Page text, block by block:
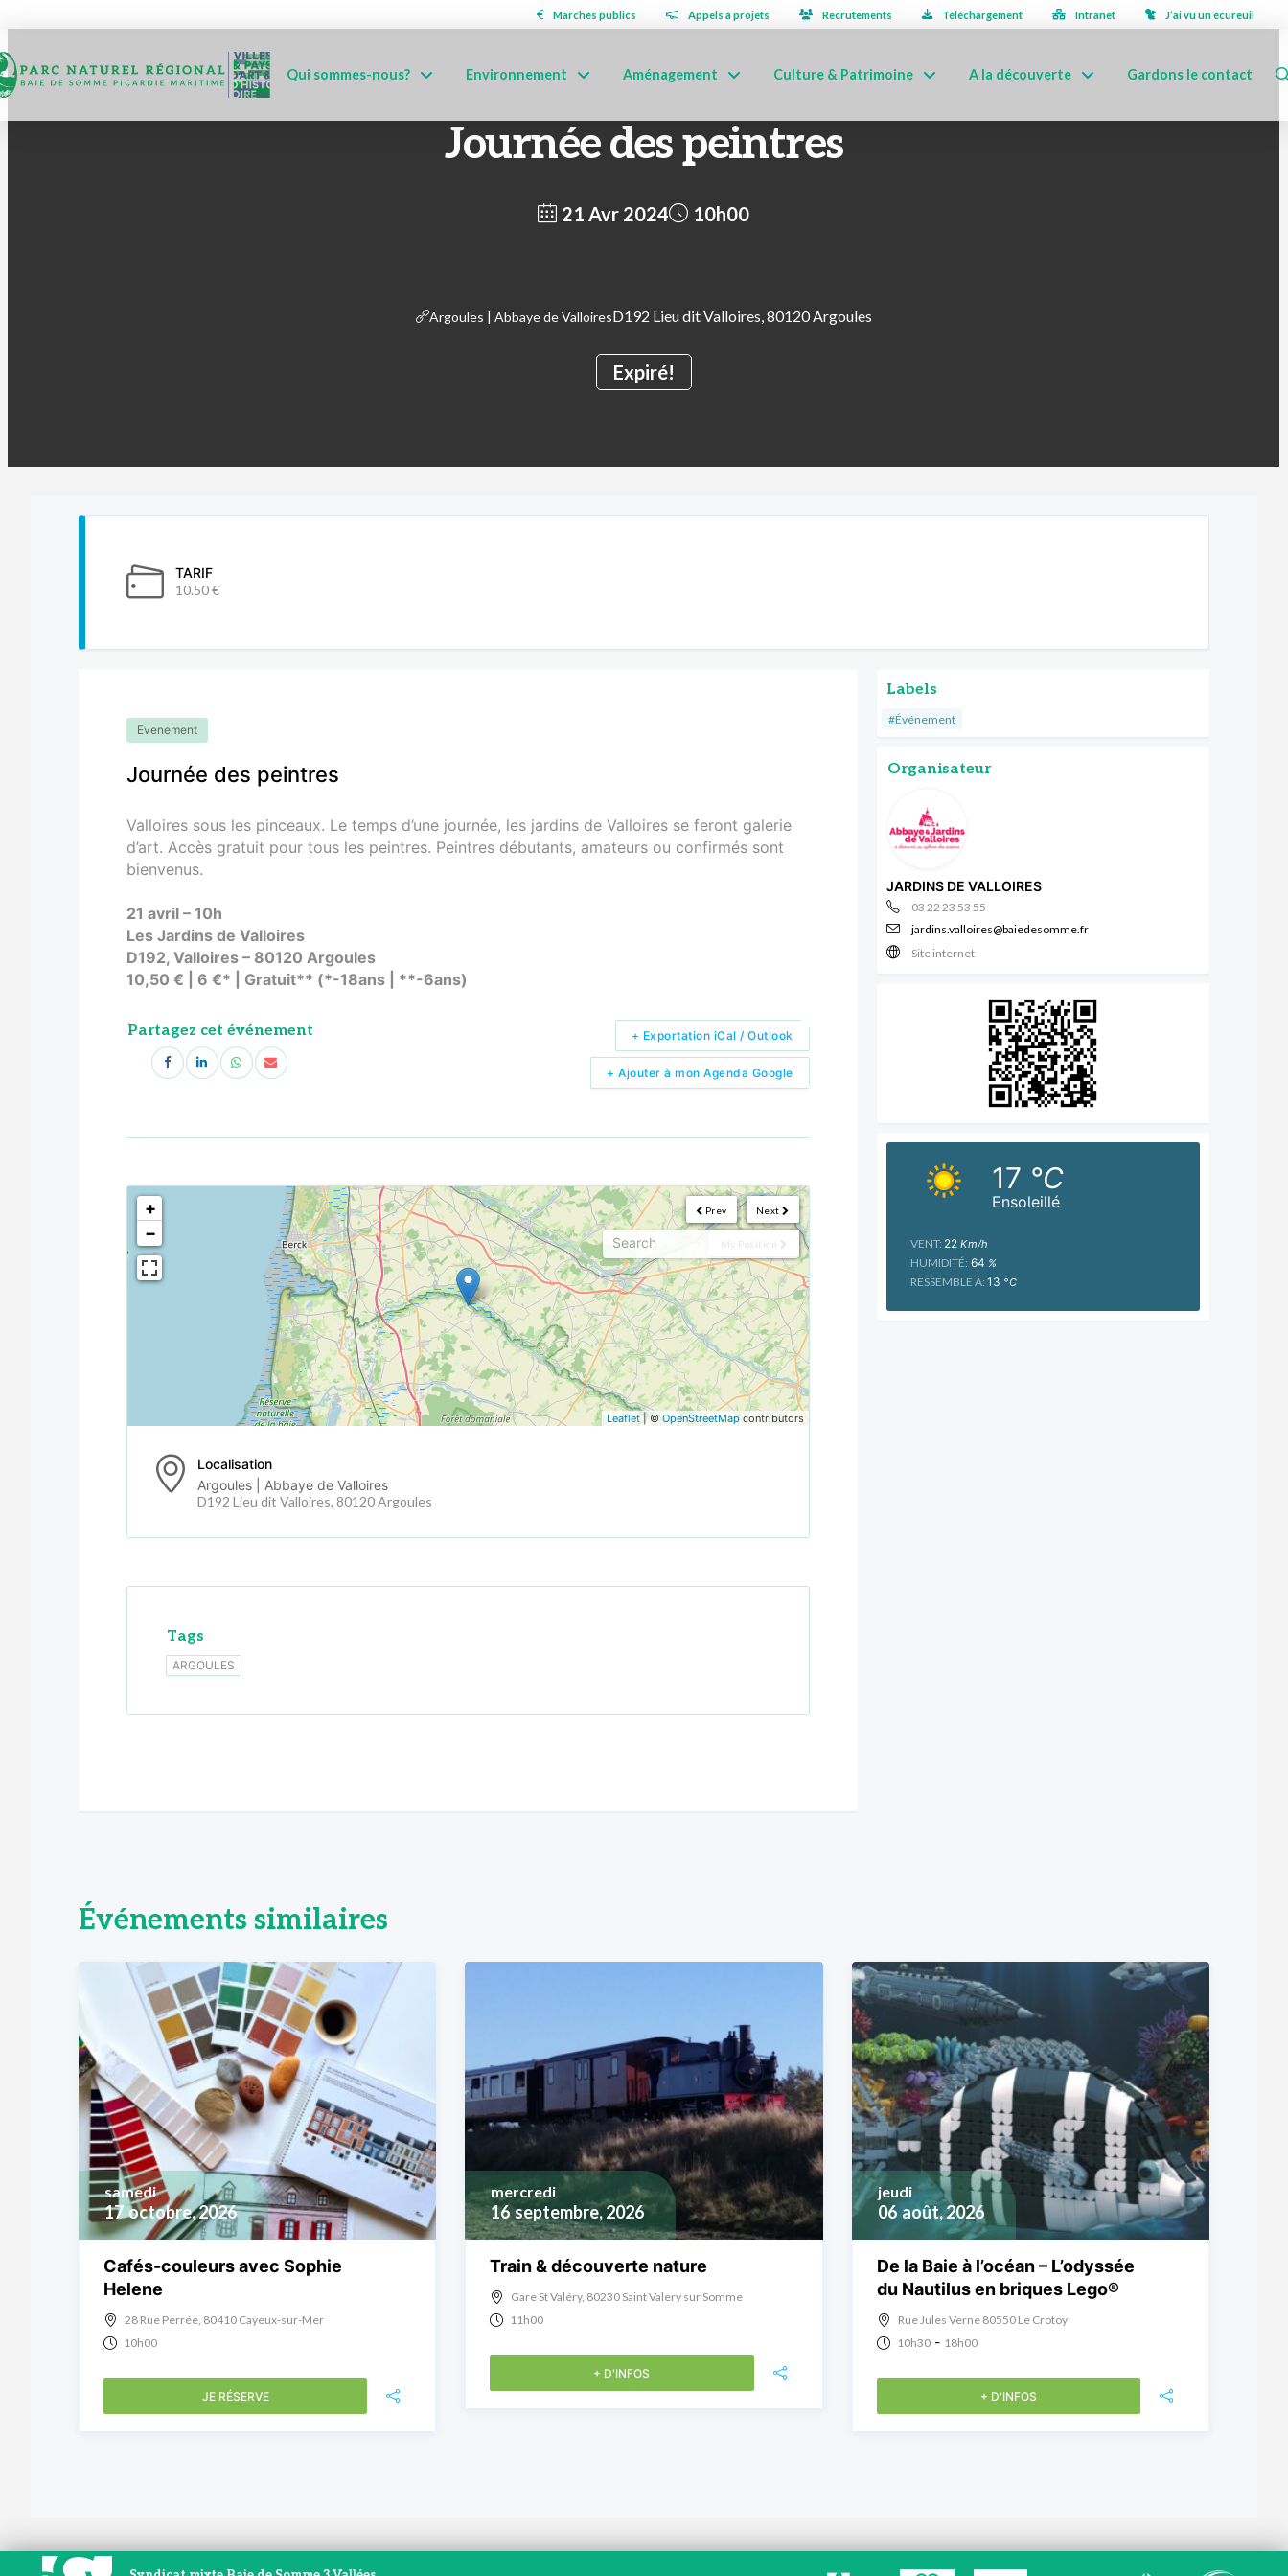
Marchés publics Appels à projets Recrutements Téléchargement Intranet J’ai vu un écureuil
Qui sommes-nous? Environnement Aménagement Culture & Patrimoine A la découverte Gardons le contact
Journée des peintres
21 Avr 2024
Expiré!
10h00
Argoules | Abbaye de ValloiresD192 Lieu dit Valloires, 80120 Argoules
TARIF
10.50 €
Evenement
Journée des peintres
Valloires sous les pinceaux. Le temps d’une journée, les jardins de Valloires se feront galerie
d’art. Accès gratuit pour tous les peintres. Peintres débutants, amateurs ou confirmés sont
bienvenus.
21 avril – 10h
Les Jardins de Valloires
D192, Valloires – 80120 Argoules
10,50 € | 6 €* | Gratuit** (*-18ans | **-6ans)
Partagez cet événement
+ Ajouter à mon Agenda Google
+ Exportation iCal / Outlook
Next
Prev
My Position
<!---->
+
−
Leaflet| © OpenStreetMapcontributors
Localisation
Argoules | Abbaye de Valloires
D192 Lieu dit Valloires, 80120 Argoules
Tags
ARGOULES
Labels
#Événement
Organisateur
JARDINS DE VALLOIRES
03 22 23 53 55
jardins.valloires@baiedesomme.fr
Site internet
Ensoleillé
17 °C
VENT: 22Km/h
HUMIDITÉ: 64 %
RESSEMBLE À: 13 °C
Événements similaires
17 octobre, 2026
samedi
Cafés-couleurs avec Sophie
Helene
28 Rue Perrée, 80410 Cayeux-sur-Mer
10h00
JE RÉSERVE
16 septembre, 2026
mercredi
Train & découverte nature
Gare St Valéry, 80230 Saint Valery sur Somme
11h00
+ D'INFOS
06 août, 2026
jeudi
De la Baie à l’océan – L’odyssée
du Nautilus en briques Lego®
Rue Jules Verne 80550 Le Crotoy
10h30- 18h00
+ D'INFOS